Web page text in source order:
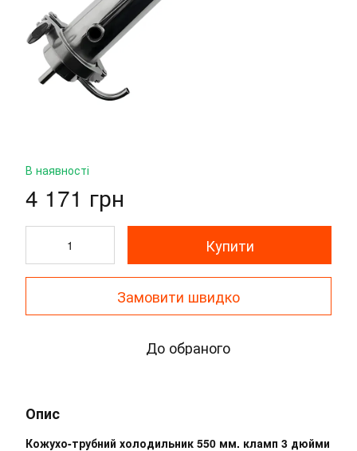
В наявності
4 171 грн
Купити
Замовити швидко
До обраного
Опис
Кожухо-трубний холодильник 550 мм. кламп 3 дюйми